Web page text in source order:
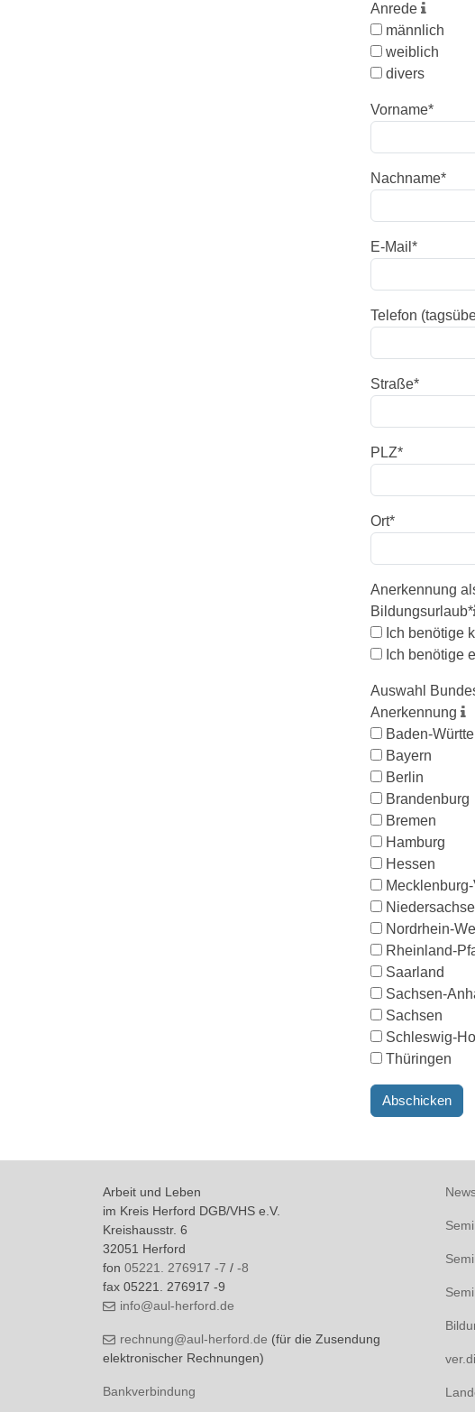
Anrede
männlich
weiblich
divers
Vorname*
Nachname*
E-Mail *
Telefon
Straße*
PLZ*
Ort*
Anerkennung
Bildungsurlaub*
Ich benötige
Ich benötige
Auswahl
Anerkennung
Baden-
Bayern
Berlin
Brandenburg
Bremen
Hamburg
Hessen
Nordrhein-
Rheinland-
Saarland
Sachsen-
Sachsen
Schleswig-
Thüringen
Arbeit und Leben
im Kreis Herford DGB/VHS e.V.
Kreishausstr. 6
32051 Herford
fon 05221. 276917 -7 / -8
fax 05221. 276917 -9
info@aul-herford.de
rechnung@aul-herford.de (für die Zusendung
elektronischer Rechnungen)
Bankverbindung